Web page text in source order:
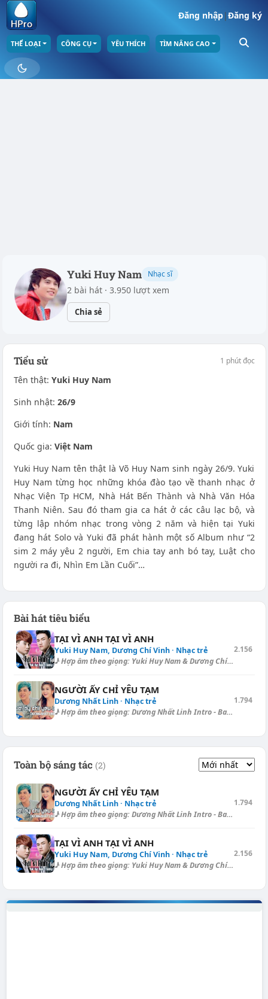
Đăng nhập|Đăng ký
THỂ LOẠI CÔNG CỤ YÊU THÍCH TÌM NÂNG CAO
Yuki Huy Nam Nhạc sĩ
2 bài hát · 3.950 lượt xem
Chia sẻ
Tiểu sử 1 phút đọc
Tên thật: Yuki Huy Nam
Sinh nhật: 26/9
Giới tính: Nam
Quốc gia: Việt Nam
Yuki Huy Nam tên thật là Võ Huy Nam sinh ngày 26/9. Yuki
Huy Nam từng học những khóa đào tạo về thanh nhạc ở
Nhạc Viện Tp HCM, Nhà Hát Bến Thành và Nhà Văn Hóa
Thanh Niên. Sau đó tham gia ca hát ở các câu lạc bộ, và
từng lập nhóm nhạc trong vòng 2 năm và hiện tại Yuki
đang hát Solo và Yuki đã phát hành một số Album như “2
sim 2 máy yêu 2 người, Em chia tay anh bó tay, Luật cho
người ra đi, Nhìn Em Lần Cuối”…
Bài hát tiêu biểu
TẠI VÌ ANH TẠI VÌ ANH
Yuki Huy Nam, Dương Chí Vinh · Nhạc trẻ
♪ Hợp âm theo giọng: Yuki Huy Nam & Dương Chí Vinh TẠI VÌ ANH TẠI VÌ...
2.156
NGƯỜI ẤY CHỈ YÊU TẠM
Dương Nhất Linh · Nhạc trẻ
♪ Hợp âm theo giọng: Dương Nhất Linh Intro - Ballad (Capo ngăn I.): [G]...
1.794
Toàn bộ sáng tác (2)
NGƯỜI ẤY CHỈ YÊU TẠM
Dương Nhất Linh · Nhạc trẻ
♪ Hợp âm theo giọng: Dương Nhất Linh Intro - Ballad (Capo ngăn I.): [G]...
1.794
TẠI VÌ ANH TẠI VÌ ANH
Yuki Huy Nam, Dương Chí Vinh · Nhạc trẻ
♪ Hợp âm theo giọng: Yuki Huy Nam & Dương Chí Vinh TẠI VÌ ANH TẠI VÌ...
2.156